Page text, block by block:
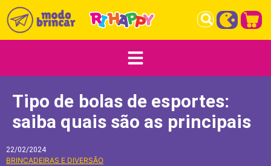
Tipo de bolas de esportes:
saiba quais são as principais
22/02/2024
BRINCADEIRAS E DIVERSÃO